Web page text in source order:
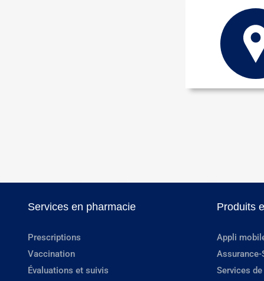
Services en pharmacie
Prescriptions
Vaccination
Évaluations et suivis
Produits
Appli
Assurance-
Services